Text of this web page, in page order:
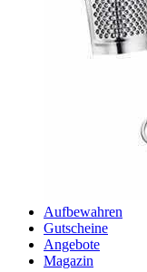
Aufbewahren
Gutscheine
Angebote
Magazin